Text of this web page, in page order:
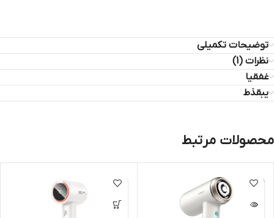
توضیحات تکمیلی
نظرات (1)
غفقیا
یبقذط
محصولات مرتبط
ناموجود